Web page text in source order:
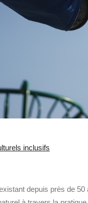
inclusifs
depuis près de